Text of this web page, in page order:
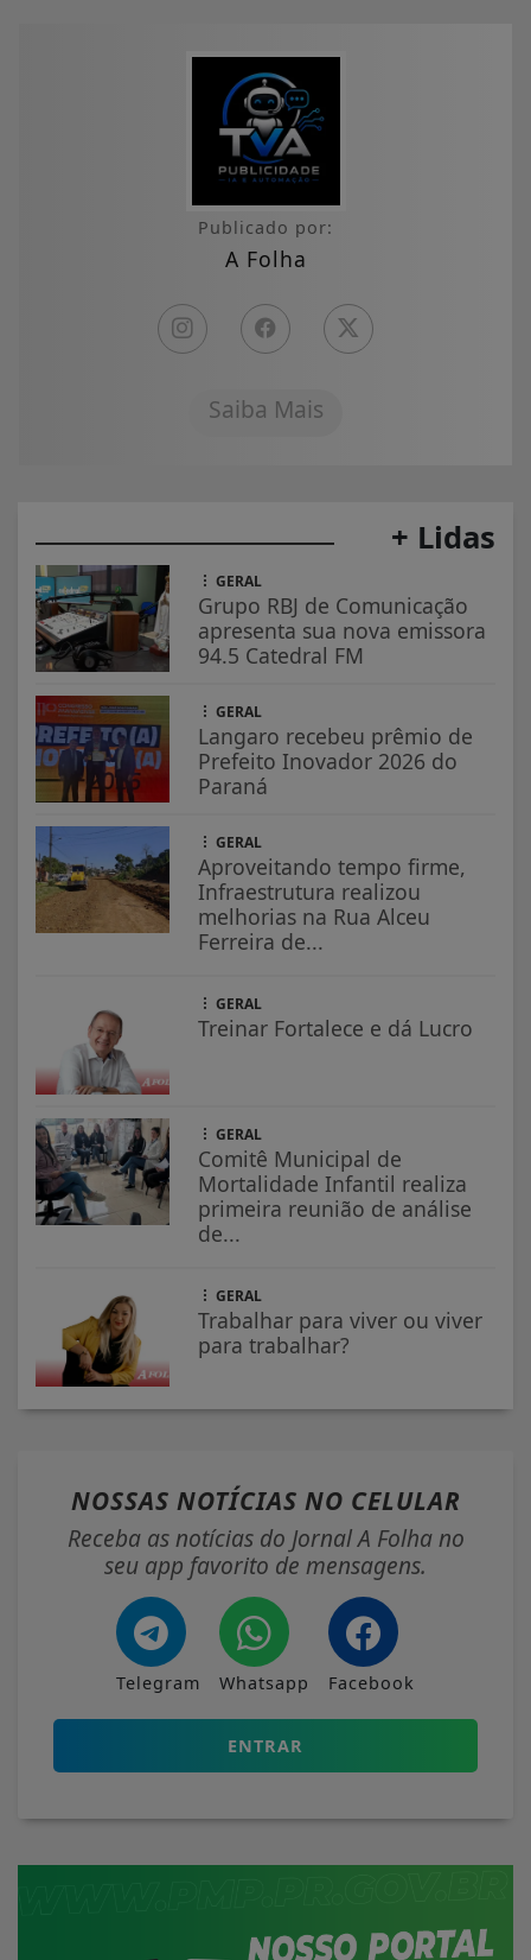
Publicado por:
A Folha
Saiba Mais
+ Lidas
GERAL
Grupo RBJ de Comunicação
apresenta sua nova emissora
94.5 Catedral FM
GERAL
Langaro recebeu prêmio de
Prefeito Inovador 2026 do
Paraná
GERAL
Aproveitando tempo firme,
Infraestrutura realizou
melhorias na Rua Alceu
Ferreira de...
GERAL
Treinar Fortalece e dá Lucro
GERAL
Comitê Municipal de
Mortalidade Infantil realiza
primeira reunião de análise
de...
GERAL
Trabalhar para viver ou viver
para trabalhar?
NOSSAS NOTÍCIAS NO CELULAR
Receba as notícias do Jornal A Folha no
seu app favorito de mensagens.
Telegram Whatsapp Facebook
ENTRAR